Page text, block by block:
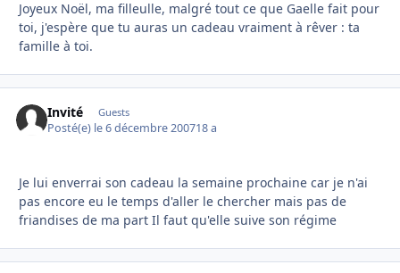
Joyeux Noël, ma filleulle, malgré tout ce que Gaelle fait pour
toi, j'espère que tu auras un cadeau vraiment à rêver : ta
famille à toi.
Invité Guests
Posté(e) le 6 décembre 200718 a
Je lui enverrai son cadeau la semaine prochaine car je n'ai
pas encore eu le temps d'aller le chercher mais pas de
friandises de ma part Il faut qu'elle suive son régime